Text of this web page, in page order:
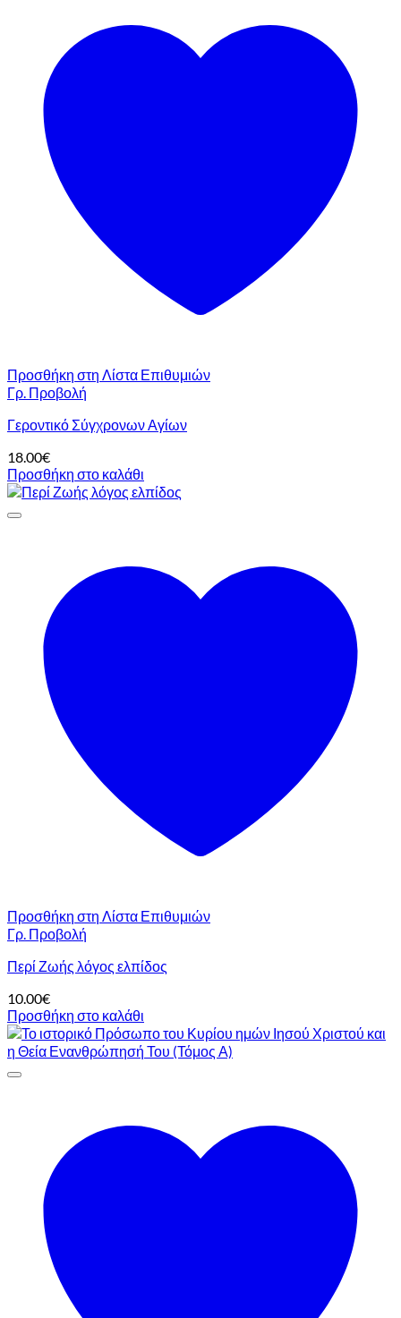
Προσθήκη στη Λίστα Επιθυμιών
Γρ. Προβολή
Γεροντικό Σύγχρονων Αγίων
18.00€
Προσθήκη στο καλάθι
Προσθήκη στη Λίστα Επιθυμιών
Γρ. Προβολή
Περί Ζωής λόγος ελπίδος
10.00€
Προσθήκη στο καλάθι